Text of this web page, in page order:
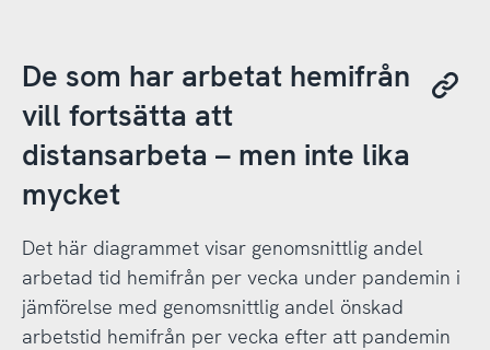
De som har arbetat hemifrån
vill fortsätta att
distansarbeta – men inte lika
mycket
Det här diagrammet visar genomsnittlig andel
arbetad tid hemifrån per vecka under pandemin i
jämförelse med genomsnittlig andel önskad
arbetstid hemifrån per vecka efter att pandemin